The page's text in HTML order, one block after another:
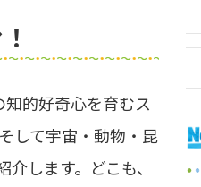
的好奇心を育むス
して宇宙・動物・昆
します。どこも、